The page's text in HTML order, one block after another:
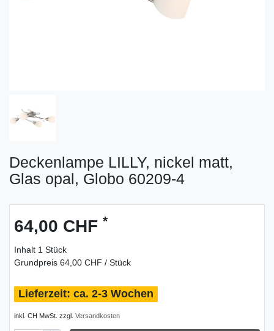
Deckenlampe LILLY, nickel matt,
Glas opal, Globo 60209-4
64,00 CHF *
Inhalt 1 Stück
Grundpreis 64,00 CHF / Stück
ca. 2-3 Wochen
inkl. CH MwSt. zzgl. Versandkosten